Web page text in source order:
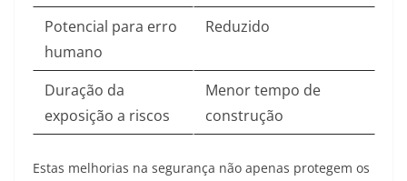
Potencial para erro
humano
Reduzido
Duração da
exposição a riscos
Menor tempo de
construção
Estas melhorias na segurança não apenas protegem os